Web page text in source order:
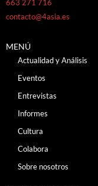
663 271 716
contacto@4asia.es
MENÚ
Actualidad y Análisis
Eventos
Entrevistas
Informes
Cultura
Colabora
Sobre nosotros